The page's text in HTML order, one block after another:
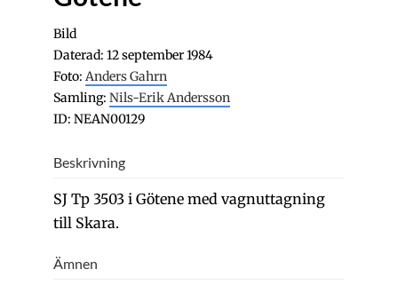
Bild
Daterad: 12 september 1984
Foto: Anders Gahrn
Samling: Nils-Erik Andersson
ID: NEAN00129
Beskrivning
SJ Tp 3503 i Götene med vagnuttagning
till Skara.
Ämnen